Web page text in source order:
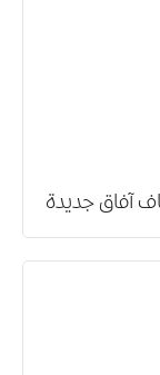
آفاق جديدة